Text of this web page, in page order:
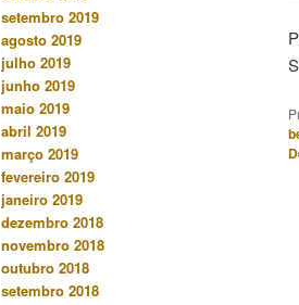
setembro 2019
agosto 2019
julho 2019
junho 2019
maio 2019
abril 2019
março 2019
fevereiro 2019
janeiro 2019
dezembro 2018
novembro 2018
outubro 2018
setembro 2018